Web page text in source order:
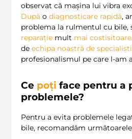
observat că mașina lui vibra
După o diagnosticare rapidă,
problema la rulmentul cu bile,
reparație mult mai costisitoare
de echipa noastră de specialiști
profesionalismul pe care l-am
Ce poți face pentru a
problemele?
Pentru a evita problemele
bile, recomandăm